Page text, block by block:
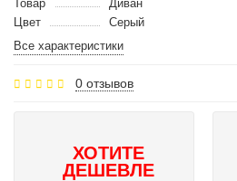
Товар
Диван
Цвет
Серый
Все характеристики
0 отзывов
ХОТИТЕ
ДЕШЕВЛЕ